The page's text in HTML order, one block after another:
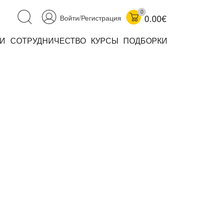
Войти/Регистрация
0
0.00€
СОТРУДНИЧЕСТВО КУРСЫ ПОДБОРКИ